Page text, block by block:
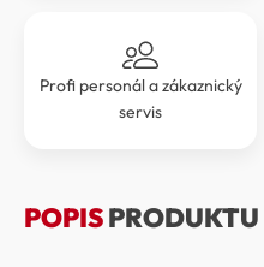
Profi personál a zákaznický
servis
POPISPRODUKTU